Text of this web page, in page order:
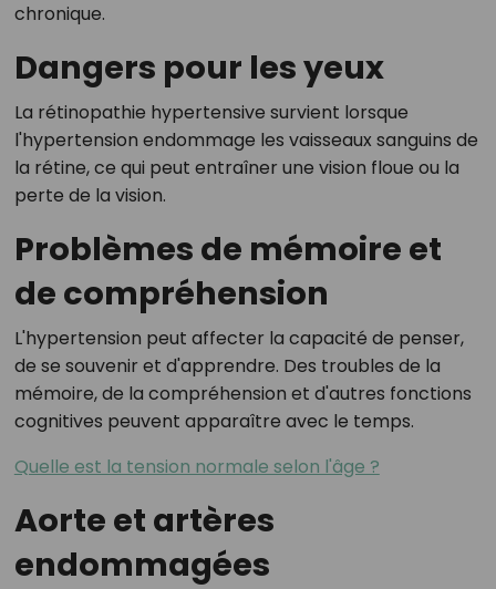
chronique.
Dangers pour les yeux
La rétinopathie hypertensive survient lorsque
l'hypertension endommage les vaisseaux sanguins de
la rétine, ce qui peut entraîner une vision floue ou la
perte de la vision.
Problèmes de mémoire et
de compréhension
L'hypertension peut affecter la capacité de penser,
de se souvenir et d'apprendre. Des troubles de la
mémoire, de la compréhension et d'autres fonctions
cognitives peuvent apparaître avec le temps.
Quelle est la tension normale selon l'âge ?
Aorte et artères
endommagées